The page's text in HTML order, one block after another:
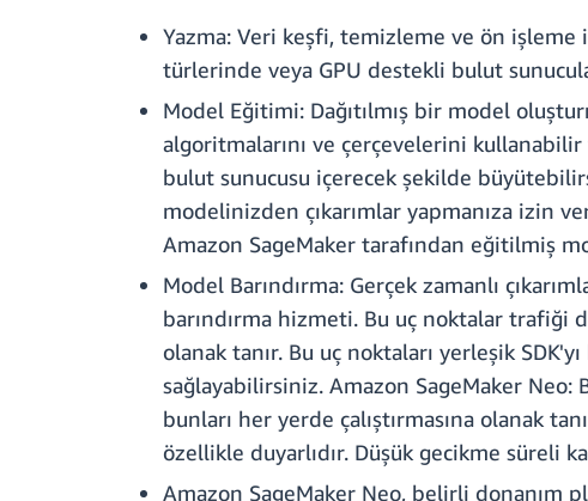
Yazma: Veri keşfi, temizleme ve ön
türlerinde veya GPU destekli bulut
Model Eğitimi: Dağıtılmış bir model
algoritmalarını ve çerçevelerini
bulut sunucusu içerecek şekilde
modelinizden çıkarımlar yapmanıza izin
Amazon SageMaker tarafından eğitilmiş
Model Barındırma: Gerçek zamanlı
barındırma hizmeti. Bu uç noktalar trafiği
olanak tanır. Bu uç noktaları yerleşik
sağlayabilirsiniz. Amazon SageMaker
bunları her yerde çalıştırmasına olanak
özellikle duyarlıdır. Düşük gecikme süreli
Amazon SageMaker Neo, belirli donanım